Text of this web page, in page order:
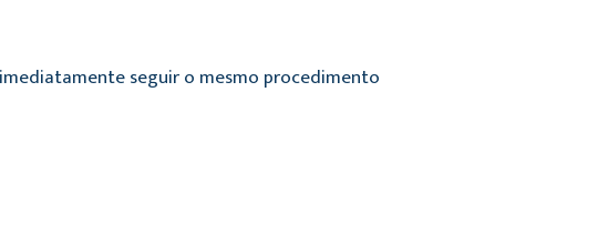
seguir o mesmo procedimento